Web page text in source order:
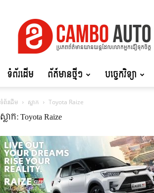
Auto
ទំព័រដើម ព័ត៍មានថ្មីៗ បច្ចេកវិទ្យា
ទំព័រដើម ស្លាក Toyota Raize
ស្លាក: Toyota Raize